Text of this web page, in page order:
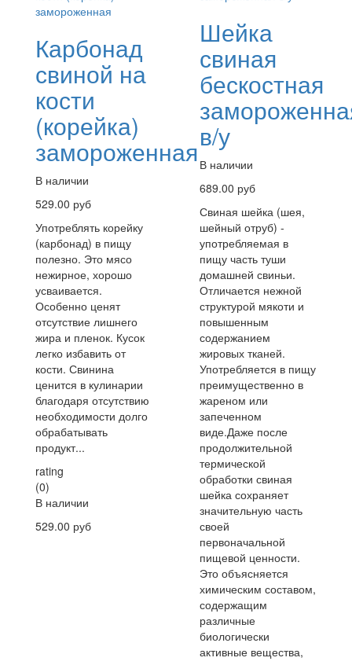
замороженная
Карбонад
свиной на
кости
(корейка)
замороженная
В наличии
529.00 руб
Употреблять корейку
(карбонад) в пищу
полезно. Это мясо
нежирное, хорошо
усваивается.
Особенно ценят
отсутствие лишнего
жира и пленок. Кусок
легко избавить от
кости. Свинина
ценится в кулинарии
благодаря отсутствию
необходимости долго
обрабатывать
продукт...
rating
(0)
В наличии
529.00 руб
Шейка
свиная
бескостная
в/у
В наличии
689.00 руб
Свиная шейка (шея,
шейный отруб) -
употребляемая в
пищу часть туши
домашней свиньи.
Отличается нежной
структурой мякоти и
повышенным
содержанием
жировых тканей.
Употребляется в пищу
преимущественно в
жареном или
запеченном
виде.Даже после
продолжительной
термической
обработки свиная
шейка сохраняет
значительную часть
своей
первоначальной
пищевой ценности.
Это объясняется
химическим составом,
содержащим
различные
биологически
активные вещества,